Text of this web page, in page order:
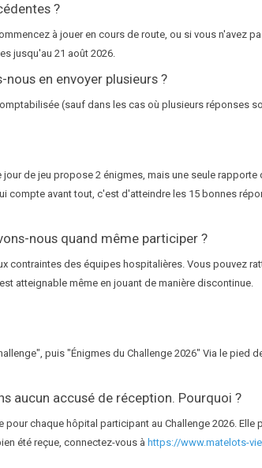
?
à jouer en cours de route, ou si vous n'avez
jusqu'au 21 août 2026.
nous en envoyer plusieurs ?
(sauf dans les cas où plusieurs réponses
de jeu propose 2 énigmes, mais une seule rapporte
compte avant tout, c'est d'atteindre les 15 bonnes
nous quand même participer ?
contraintes des équipes hospitalières. Vous pouvez
atteignable même en jouant de manière discontinue.
puis "Énigmes du Challenge 2026" Via le pied
aucun accusé de réception. Pourquoi ?
chaque hôpital participant au Challenge 2026. Elle
été reçue, connectez-vous à https://www.matelots-